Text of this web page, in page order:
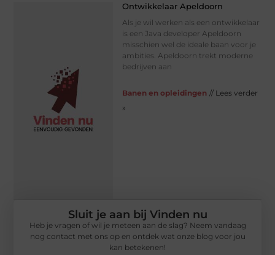
Ontwikkelaar Apeldoorn
Als je wil werken als een ontwikkelaar
is een Java developer Apeldoorn
misschien wel de ideale baan voor je
ambities. Apeldoorn trekt moderne
bedrijven aan
Banen en opleidingen // Lees verder
»
Sluit je aan bij Vinden nu
Heb je vragen of wil je meteen aan de slag? Neem vandaag
nog contact met ons op en ontdek wat onze blog voor jou
kan betekenen!